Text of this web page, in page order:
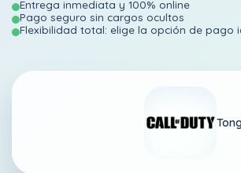
Entrega inmediata y 100% online
Pago seguro sin cargos ocultos
Flexibilidad total: elige la opción de pago